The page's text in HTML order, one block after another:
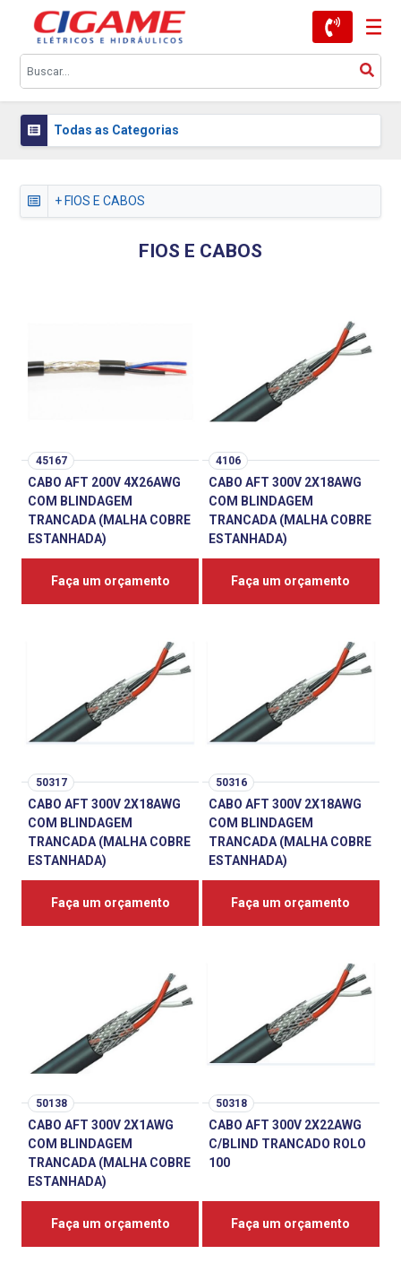
Todas as Categorias
+ FIOS E CABOS
FIOS E CABOS
45167
CABO AFT 200V 4X26AWG
COM BLINDAGEM
TRANCADA (MALHA COBRE
ESTANHADA)
Faça um orçamento
4106
CABO AFT 300V 2X18AWG
COM BLINDAGEM
TRANCADA (MALHA COBRE
ESTANHADA)
Faça um orçamento
50317
CABO AFT 300V 2X18AWG
COM BLINDAGEM
TRANCADA (MALHA COBRE
ESTANHADA)
Faça um orçamento
50316
CABO AFT 300V 2X18AWG
COM BLINDAGEM
TRANCADA (MALHA COBRE
ESTANHADA)
Faça um orçamento
50138
CABO AFT 300V 2X1AWG
COM BLINDAGEM
TRANCADA (MALHA COBRE
ESTANHADA)
Faça um orçamento
50318
CABO AFT 300V 2X22AWG
C/BLIND TRANCADO ROLO
100
Faça um orçamento